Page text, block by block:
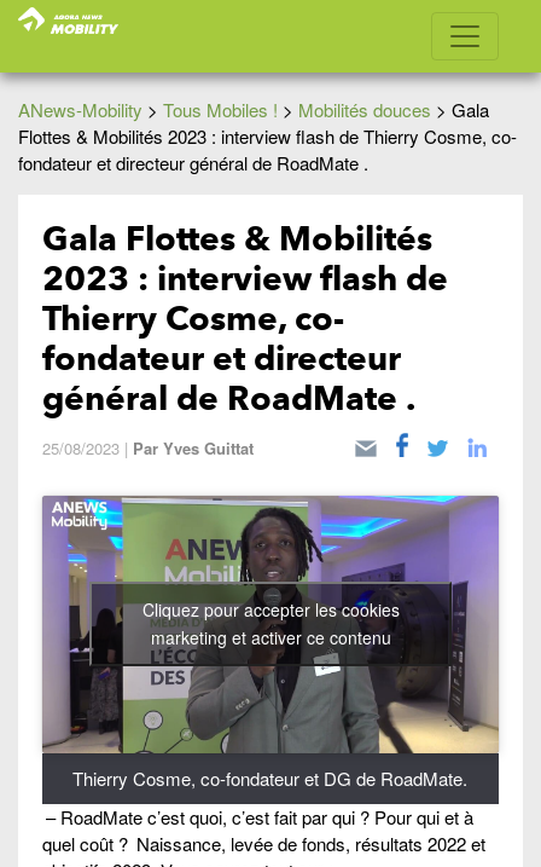
ANews-Mobility > Tous Mobiles ! > Mobilités douces > Gala
Flottes & Mobilités 2023 : interview flash de Thierry Cosme, co-
fondateur et directeur général de RoadMate .
Gala Flottes & Mobilités
2023 : interview flash de
Thierry Cosme, co-
fondateur et directeur
général de RoadMate .
25/08/2023 | Par Yves Guittat
Cliquez pour accepter les cookies
marketing et activer ce contenu
Thierry Cosme, co-fondateur et DG de RoadMate.
– RoadMate c’est quoi, c’est fait par qui ? Pour qui et à
quel coût ? Naissance, levée de fonds, résultats 2022 et